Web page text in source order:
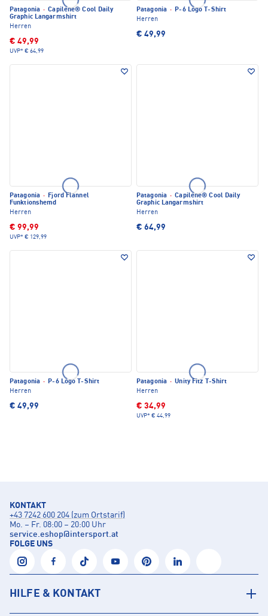
Patagonia · Capilene® Cool Daily
Graphic Langarmshirt
Herren
€ 49,99
UVP* € 64,99
Patagonia · P-6 Logo T-Shirt
Herren
€ 49,99
Patagonia · Fjord Flannel
Funktionshemd
Herren
€ 99,99
UVP* € 129,99
Patagonia · Capilene® Cool Daily
Graphic Langarmshirt
Herren
€ 64,99
Patagonia · P-6 Logo T-Shirt
Herren
€ 49,99
Patagonia · Unity Fitz T-Shirt
Herren
€ 34,99
UVP* € 44,99
KONTAKT
+43 7242 600 204 (zum Ortstarif)
Mo. – Fr. 08:00 – 20:00 Uhr
service.eshop@intersport.at
FOLGE UNS
HILFE & KONTAKT